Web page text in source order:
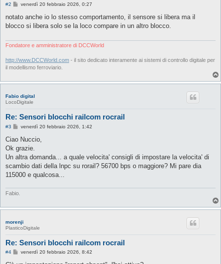
#2
M
s
a
i
venerdì 20 febbraio 2026, 0:27
notato anche io lo stesso comportamento, il sensore si libera ma il
blocco si libera solo se la loco compare in un altro blocco.
Fondatore e amministratore di DCCWorld
http://www.DCCWorld.com - il sito dedicato interamente ai sistemi di controllo digitale per
il modellismo ferroviario.
Fabio digital
LocoDigitale
Re: Sensori blocchi railcom rocrail
#3
M
s
a
g
i
o
venerdì 20 febbraio 2026, 1:42
Ciao Nuccio,
Ok grazie.
Un altra domanda... a quale velocita' consigli di impostare la velocita' di
scambio dati della lnpc su rorail? 56700 bps o maggiore? Mi pare dia
115000 e qualcosa...
Fabio.
morenji
PlasticoDigitale
Re: Sensori blocchi railcom rocrail
#4
Mvenerdì 20 febbraio 2026, 8:42